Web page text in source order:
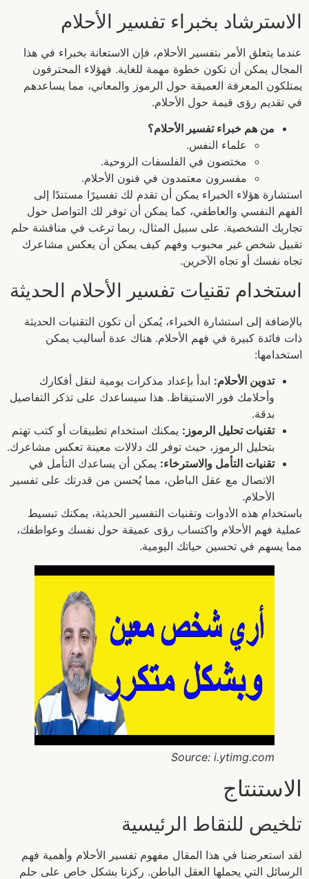
الاسترشاد بخبراء تفسير الأحلام
عندما يتعلق الأمر بتفسير الأحلام، فإن الاستعانة بخبراء في هذا
المجال يمكن أن تكون خطوة مهمة للغاية. فهؤلاء المحترفون
يمتلكون المعرفة العميقة حول الرموز والمعاني، مما يساعدهم
في تقديم رؤى قيمة حول الأحلام.
من هم خبراء تفسير الأحلام؟
علماء النفس.
مختصون في الفلسفات الروحية.
مفسرون معتمدون في فنون الأحلام.
استشارة هؤلاء الخبراء يمكن أن تقدم لك تفسيرًا مستندًا إلى
الفهم النفسي والعاطفي، كما يمكن أن توفر لك التواصل حول
تجاربك الشخصية. على سبيل المثال، ربما ترغب في مناقشة حلم
تقبيل شخص غير محبوب وفهم كيف يمكن أن يعكس مشاعرك
تجاه نفسك أو تجاه الآخرين.
استخدام تقنيات تفسير الأحلام الحديثة
بالإضافة إلى استشارة الخبراء، يُمكن أن تكون التقنيات الحديثة
ذات فائدة كبيرة في فهم الأحلام. هناك عدة أساليب يمكن
استخدامها:
تدوين الأحلام: ابدأ بإعداد مذكرات يومية لنقل أفكارك
وأحلامك فور الاستيقاظ. هذا سيساعدك على تذكر التفاصيل
بدقة.
تقنيات تحليل الرموز: يمكنك استخدام تطبيقات أو كتب تهتم
بتحليل الرموز، حيث توفر لك دلالات معينة تعكس مشاعرك.
تقنيات التأمل والاسترخاء: يمكن أن يساعدك التأمل في
الاتصال مع عقل الباطن، مما يُحسن من قدرتك على تفسير
الأحلام.
باستخدام هذه الأدوات وتقنيات التفسير الحديثة، يمكنك تبسيط
عملية فهم الأحلام واكتساب رؤى عميقة حول نفسك وعواطفك،
مما يسهم في تحسين حياتك اليومية.
Source: i.ytimg.com
الاستنتاج
تلخيص للنقاط الرئيسية
لقد استعرضنا في هذا المقال مفهوم تفسير الأحلام وأهمية فهم
الرسائل التي يحملها العقل الباطن. ركزنا بشكل خاص على حلم